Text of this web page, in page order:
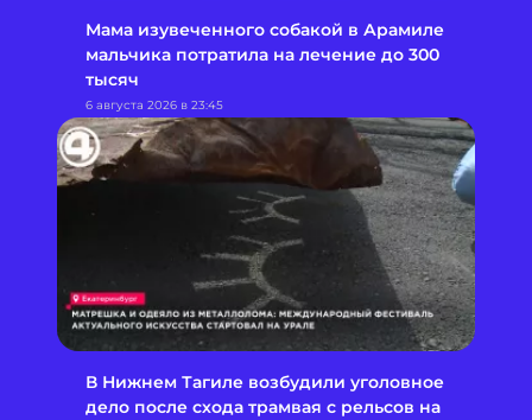
Мама изувеченного собакой в Арамиле
мальчика потратила на лечение до 300
тысяч
6 августа 2026 в 23:45
В Нижнем Тагиле возбудили уголовное
дело после схода трамвая с рельсов на